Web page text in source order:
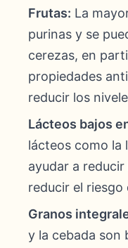
Frutas: La
purinas y se
cerezas, en
propiedades
reducir los
Lácteos bajos
lácteos como la
ayudar a
reducir el riesgo
Granos
y la cebada son